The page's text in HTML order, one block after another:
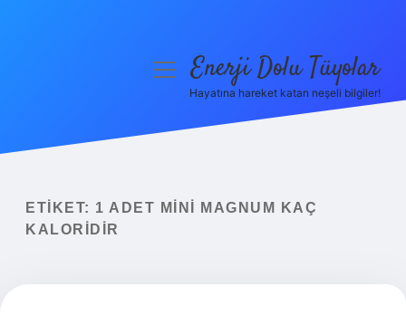
Yasal Uyarı
menüyüEnerji Dolu Tüyolar
Hayatına hareket katan neşeli bilgiler!
ETIKET: 1 ADET MINI MAGNUM KAÇ
KALORIDIR